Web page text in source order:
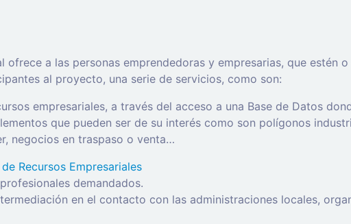
ofrece a las personas emprendedoras y empresarias, que estén
al proyecto, una serie de servicios, como son:
empresariales, a través del acceso a una Base de Datos
que pueden ser de su interés como son polígonos
negocios en traspaso o venta…
Recursos Empresariales
demandados.
en el contacto con las administraciones locales,